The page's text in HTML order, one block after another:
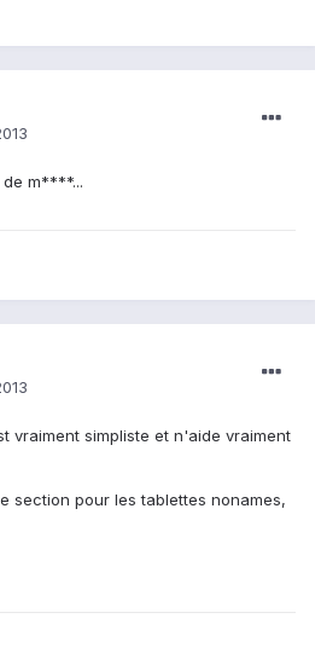
m****...
vraiment simpliste et n'aide vraiment
section pour les tablettes nonames,